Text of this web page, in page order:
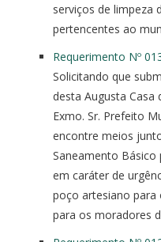
serviços de limpeza
pertencentes ao
Requerimento Nº
Solicitando que
desta Augusta Casa
Exmo. Sr. Prefeito
encontre meios
Saneamento
em caráter de
poço artesiano para
para os moradores